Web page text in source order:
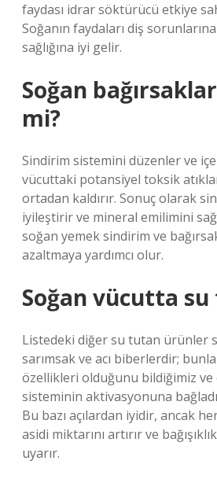
faydası idrar söktürücü etkiye
Soğanın faydaları diş
sağlığına iyi gelir.
Soğan
mi?
Sindirim sistemini düzenler ve
vücuttaki potansiyel toksik
ortadan kaldırır. Sonuç olarak
iyileştirir ve mineral emilimini
soğan yemek sindirim ve
azaltmaya yardımcı olur.
Soğan vücutta su
Listedeki diğer su tutan ürünler
sarımsak ve acı biberlerdir;
özellikleri olduğunu bildiğimiz ve
sisteminin aktivasyonuna
Bu bazı açılardan iyidir, ancak
asidi miktarını artırır ve
uyarır.